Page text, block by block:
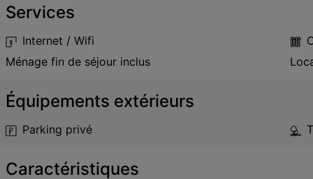
Services
Internet / Wifi
Ménage fin de séjour inclus
Équipements extérieurs
Parking privé
Caractéristiques